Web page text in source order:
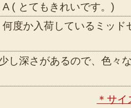
( とてもきれいです。)
何度か入荷しているミッド
さがあるので、色々な
＊サ